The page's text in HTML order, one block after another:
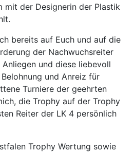
mit der Designerin der Plastik
bereits auf Euch und auf die
der Nachwuchsreiter
und diese liebevoll
und Anreiz für
Turniere der geehrten
die Trophy auf der Trophy
Reiter der LK 4 persönlich
Trophy Wertung sowie